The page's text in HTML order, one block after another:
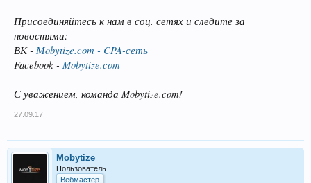
Присоединяйтесь к нам в соц. сетях и следите за
новостями:
ВК - Мobytize.com - CPA-сеть
Facebook - Mobytize.com
С уважением, команда Mobytize.com!
27.09.17
Mobytize
Пользователь
Вебмастер